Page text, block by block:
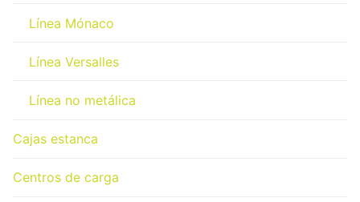
Línea Mónaco
Línea Versalles
Línea no metálica
Cajas estanca
Centros de carga